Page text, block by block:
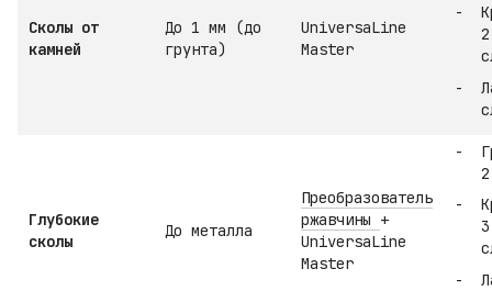
Сколы от
камней
До 1 мм (до
грунта)
UniversaLine
Master
Глубокие
сколы
До металла
Преобразователь
ржавчины +
UniversaLine
Master